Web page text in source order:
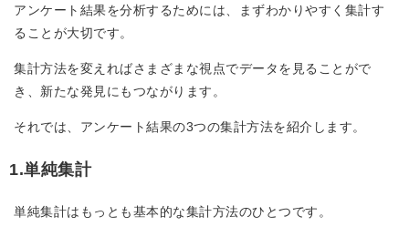
アンケート結果を分析するためには、まずわかりやすく集計す
ることが大切です。
集計方法を変えればさまざまな視点でデータを見ることがで
き、新たな発見にもつながります。
それでは、アンケート結果の3つの集計方法を紹介します。
1.単純集計
単純集計はもっとも基本的な集計方法のひとつです。